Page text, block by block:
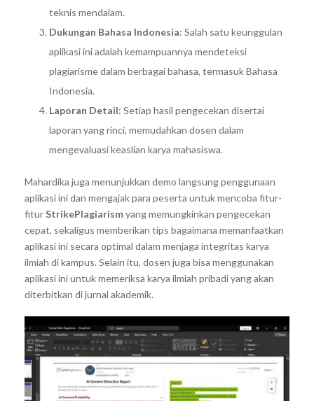
teknis mendalam.
Dukungan Bahasa Indonesia: Salah satu keunggulan
aplikasi ini adalah kemampuannya mendeteksi
plagiarisme dalam berbagai bahasa, termasuk Bahasa
Indonesia.
Laporan Detail: Setiap hasil pengecekan disertai
laporan yang rinci, memudahkan dosen dalam
mengevaluasi keaslian karya mahasiswa.
Mahardika juga menunjukkan demo langsung penggunaan
aplikasi ini dan mengajak para peserta untuk mencoba fitur-
fitur StrikePlagiarismyang memungkinkan pengecekan
cepat, sekaligus memberikan tips bagaimana memanfaatkan
aplikasi ini secara optimal dalam menjaga integritas karya
ilmiah di kampus. Selain itu, dosen juga bisa menggunakan
aplikasi ini untuk memeriksa karya ilmiah pribadi yang akan
diterbitkan di jurnal akademik.